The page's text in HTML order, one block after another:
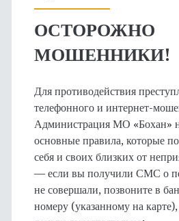
ОСТОРОЖНО
МОШЕННИКИ!
Для противодействия
телефонного и интернет-
Администрация МО «Бохан»
основные правила, которые
себя и своих близких от
— если вы получили СМС о
не совершали, позвоните в
номеру (указанному на